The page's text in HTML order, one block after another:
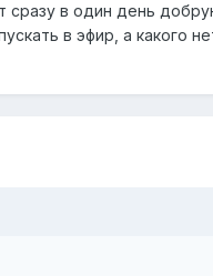
сразу в один день
в эфир, а какого